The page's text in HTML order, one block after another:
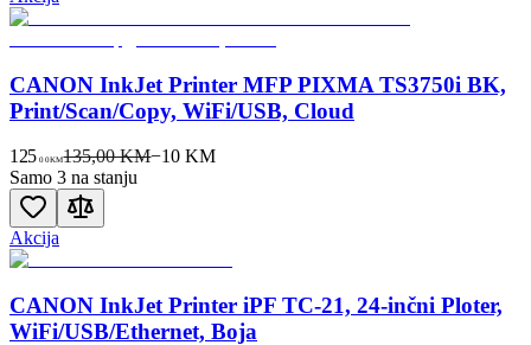
CANON InkJet Printer MFP PIXMA TS3750i BK,
Print/Scan/Copy, WiFi/USB, Cloud
125 00KM135,00 KM−10 KM
Samo 3 na stanju
Akcija
CANON InkJet Printer iPF TC-21, 24-inčni Ploter,
WiFi/USB/Ethernet, Boja